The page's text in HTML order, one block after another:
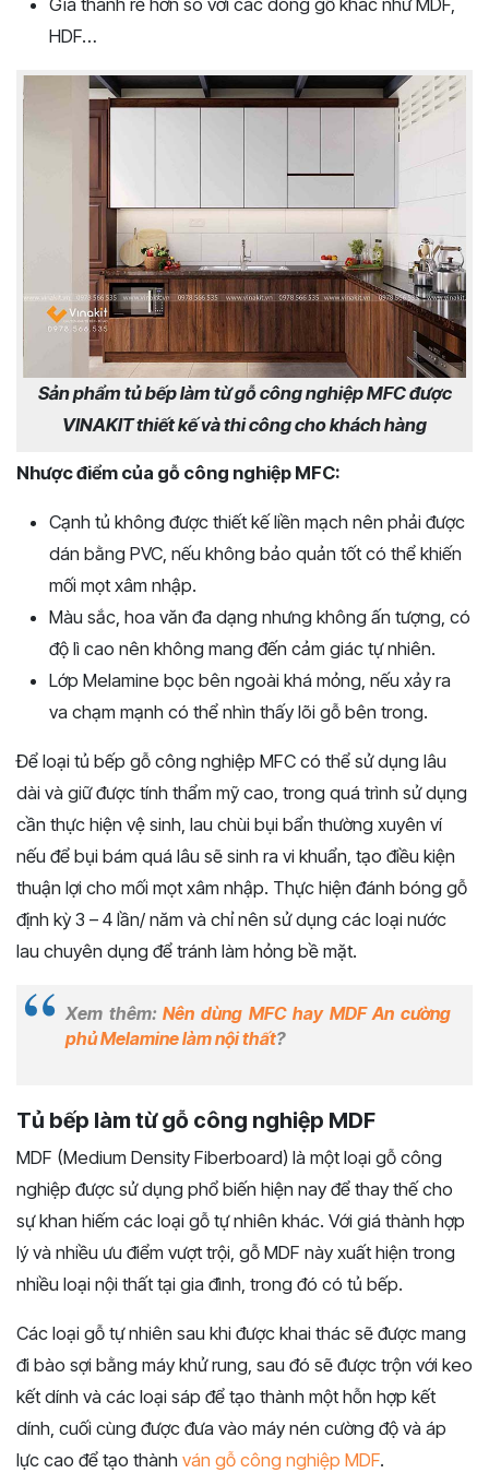
HDF…
Sản phẩm tủ bếp làm từ gỗ công nghiệp MFC được
VINAKIT thiết kế và thi công cho khách hàng
Nhược điểm của gỗ công nghiệp MFC:
Cạnh tủ không được thiết kế liền mạch nên phải được
dán bằng PVC, nếu không bảo quản tốt có thể khiến
mối mọt xâm nhập.
Màu sắc, hoa văn đa dạng nhưng không ấn tượng, có
độ lì cao nên không mang đến cảm giác tự nhiên.
Lớp Melamine bọc bên ngoài khá mỏng, nếu xảy ra
va chạm mạnh có thể nhìn thấy lõi gỗ bên trong.
Để loại tủ bếp gỗ công nghiệp MFC có thể sử dụng lâu
dài và giữ được tính thẩm mỹ cao, trong quá trình sử dụng
cần thực hiện vệ sinh, lau chùi bụi bẩn thường xuyên ví
nếu để bụi bám quá lâu sẽ sinh ra vi khuẩn, tạo điều kiện
thuận lợi cho mối mọt xâm nhập. Thực hiện đánh bóng gỗ
định kỳ 3 – 4 lần/ năm và chỉ nên sử dụng các loại nước
lau chuyên dụng để tránh làm hỏng bề mặt.
Xem thêm:Nên dùng MFC hay MDF An cường
phủ Melamine làm nội thất?
Tủ bếp làm từ gỗ công nghiệp MDF
MDF (Medium Density Fiberboard) là một loại gỗ công
nghiệp được sử dụng phổ biến hiện nay để thay thế cho
sự khan hiếm các loại gỗ tự nhiên khác. Với giá thành hợp
lý và nhiều ưu điểm vượt trội, gỗ MDF này xuất hiện trong
nhiều loại nội thất tại gia đình, trong đó có tủ bếp.
Các loại gỗ tự nhiên sau khi được khai thác sẽ được mang
đi bào sợi bằng máy khử rung, sau đó sẽ được trộn với keo
kết dính và các loại sáp để tạo thành một hỗn hợp kết
dính, cuối cùng được đưa vào máy nén cường độ và áp
lực cao để tạo thành ván gỗ công nghiệp MDF.